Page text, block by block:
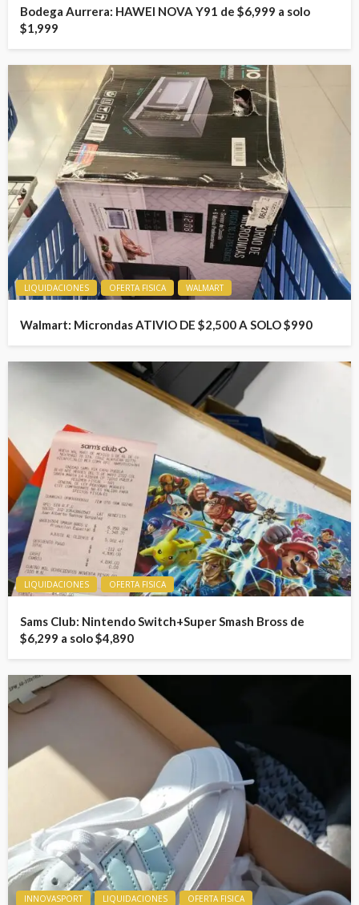
Bodega Aurrera: HAWEI NOVA Y91 de $6,999 a solo
$1,999
LIQUIDACIONES OFERTA FISICA WALMART
Walmart: Microndas ATIVIO DE $2,500 A SOLO $990
LIQUIDACIONES OFERTA FISICA
Sams Club: Nintendo Switch+Super Smash Bross de
$6,299 a solo $4,890
INNOVASPORT LIQUIDACIONES OFERTA FISICA